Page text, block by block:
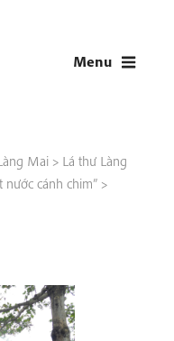
Menu
Mai > Lá thư Làng
nước cánh chim” >